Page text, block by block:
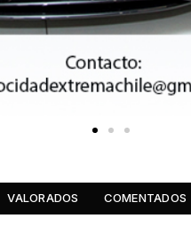
VALORADOS COMENTADOS